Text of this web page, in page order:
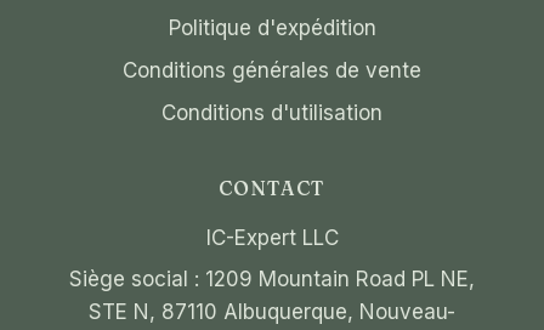
Politique d'expédition
Conditions générales de vente
Conditions d'utilisation
CONTACT
IC-Expert LLC
Siège social : 1209 Mountain Road PL NE,
STE N, 87110 Albuquerque, Nouveau-